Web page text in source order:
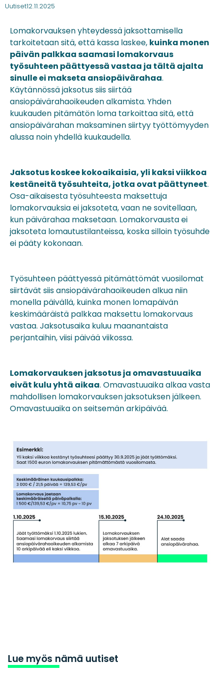
Lue myös nämä uutiset
Uutiset12.11.2025
Lomakorvauksen yhteydessä jaksottamisella
tarkoitetaan sitä, että kassa laskee, kuinka monen
päivän palkkaa saamasi lomakorvaus
työsuhteen päättyessä vastaa ja tältä ajalta
sinulle ei makseta ansiopäivärahaa.
Käytännössä jaksotus siis siirtää
ansiopäivärahaoikeuden alkamista. Yhden
kuukauden pitämätön loma tarkoittaa sitä, että
ansiopäivärahan maksaminen siirtyy työttömyyden
alussa noin yhdellä kuukaudella.
Jaksotus koskee kokoaikaisia, yli kaksi viikkoa
kestäneitä työsuhteita, jotka ovat päättyneet.
Osa-aikaisesta työsuhteesta maksettuja
lomakorvauksia ei jaksoteta, vaan ne sovitellaan,
kun päivärahaa maksetaan. Lomakorvausta ei
jaksoteta lomautustilanteissa, koska silloin työsuhde
ei pääty kokonaan.
Työsuhteen päättyessä pitämättömät vuosilomat
siirtävät siis ansiopäivärahaoikeuden alkua niin
monella päivällä, kuinka monen lomapäivän
keskimääräistä palkkaa maksettu lomakorvaus
vastaa. Jaksotusaika kuluu maanantaista
perjantaihin, viisi päivää viikossa.
Lomakorvauksen jaksotus ja omavastuuaika
eivät kulu yhtä aikaa. Omavastuuaika alkaa vasta
mahdollisen lomakorvauksen jaksotuksen jälkeen.
Omavastuuaika on seitsemän arkipäivää.